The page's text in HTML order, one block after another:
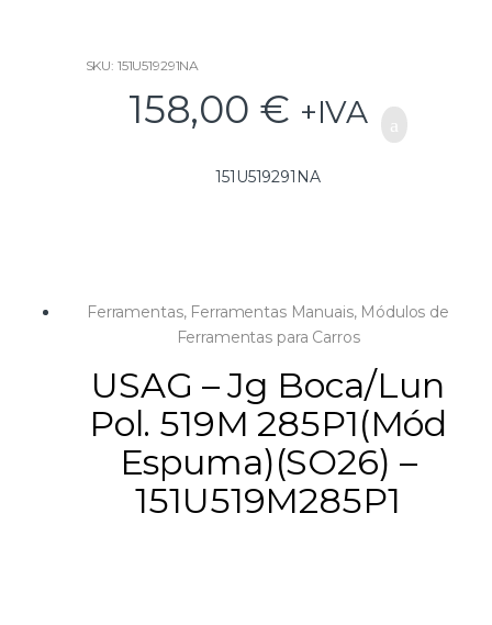
SKU: 151U519291NA
158,00 € +IVA
151U519291NA
Ferramentas, Ferramentas Manuais, Módulos de
Ferramentas para Carros
USAG – Jg Boca/Lun
Pol. 519M 285P1(Mód
Espuma)(SO26) –
151U519M285P1